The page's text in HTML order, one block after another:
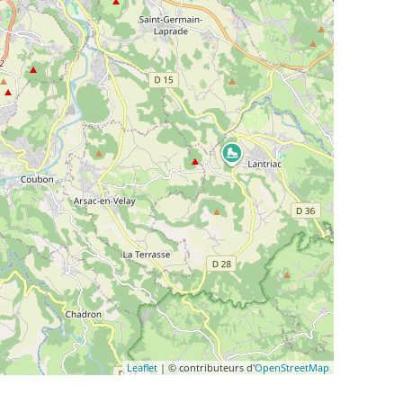
Leaflet | © contributeurs d'OpenStreetMap